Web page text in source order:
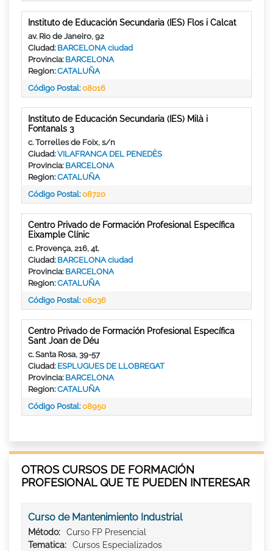
Instituto de Educación Secundaria (IES) Flos i Calcat
av. Rio de Janeiro, 92
Ciudad: BARCELONA ciudad
Provincia: BARCELONA
Region:CATALUÑA
Código Postal:08016
Instituto de Educación Secundaria (IES) Milà i
Fontanals 3
c. Torrelles de Foix, s/n
Ciudad:VILAFRANCA DEL PENEDÈS
Provincia: BARCELONA
Region:CATALUÑA
Código Postal:08720
Centro Privado de Formación Profesional Específica
Eixample Clínic
c. Provença, 216, 4t.
Ciudad: BARCELONA ciudad
Provincia: BARCELONA
Region:CATALUÑA
Código Postal:08036
Centro Privado de Formación Profesional Específica
Sant Joan de Déu
c. Santa Rosa, 39-57
Ciudad: ESPLUGUES DE LLOBREGAT
Provincia: BARCELONA
Region:CATALUÑA
Código Postal:08950
OTROS CURSOS DE FORMACIÓN
PROFESIONAL QUE TE PUEDEN INTERESAR
Curso de Mantenimiento Industrial
Método:
Curso FP Presencial
Tematica:
Cursos Especializados